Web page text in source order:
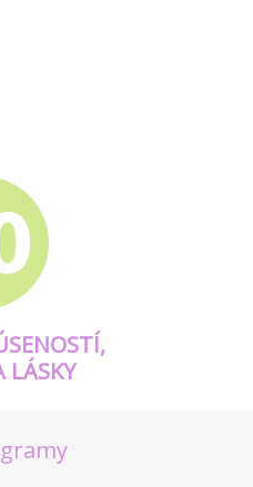
LÁSKY